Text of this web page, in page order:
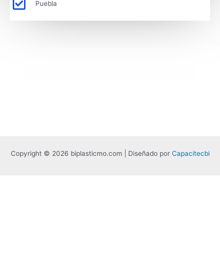
Puebla
Copyright © 2026 biplasticmo.com | Diseñado por Capacitecbi